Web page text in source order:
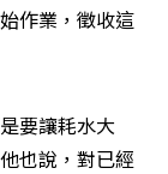
作業，徵收這
要讓耗水大
也說，對已經